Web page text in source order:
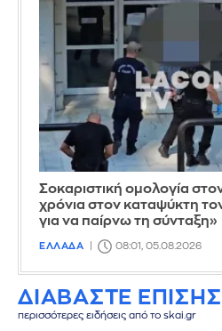
Σοκαριστική ομολογία
χρόνια στον καταψύκτη
για να παίρνω τη σύνταξη»
ΕΛΛΑΔΑ 08:01, 05.08.2026
ΔΙΑΒΑΣΤΕ ΕΠΙΣΗΣ
περισσότερες ειδήσεις από το skai.gr